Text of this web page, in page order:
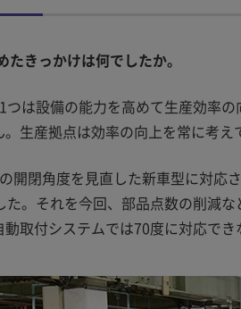
きっかけは何でしたか。
は設備の能力を高めて生産効率
。生産拠点は効率の向上を常に考
開閉角度を見直した新車型に対
。それを今回、部品点数の削減
取付システムでは70度に対応で